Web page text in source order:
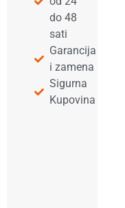
do 48
sati
Garancija
i zamena
Sigurna
Kupovina